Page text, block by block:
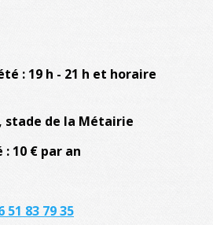
: 19 h - 21 h et horaire
stade de la Métairie
10 € par an
51 83 79 35